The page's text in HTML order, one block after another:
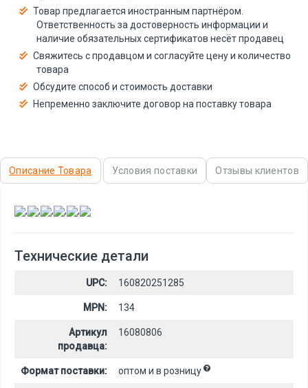
Товар предлагается иностранным партнёром.
Ответственность за достоверность информации и
наличие обязательных сертификатов несёт продавец
Свяжитесь с продавцом и согласуйте цену и количество
товара
Обсудите способ и стоимость доставки
Непременно заключите договор на поставку товара
Описание Товара Условия поставки Отзывы клиентов
, , , , ,
Технические детали
UPC: 160820251285
MPN: 134
Артикул
продавца:
16080806
Формат поставки: оптом и в розницу